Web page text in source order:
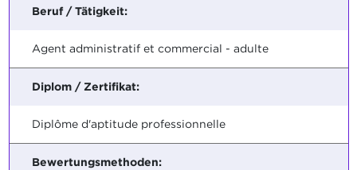
Beruf / Tätigkeit:
Agent administratif et commercial - adulte
Diplom / Zertifikat:
Diplôme d'aptitude professionnelle
Bewertungsmethoden: